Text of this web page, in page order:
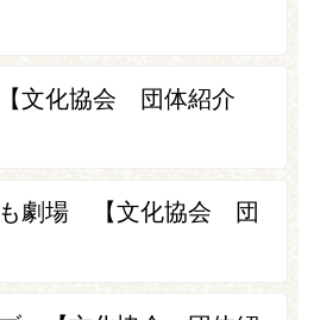
文化協会 団体紹介
も劇場 【文化協会 団